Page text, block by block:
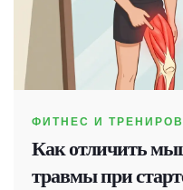
ФИТНЕС И
Как отличить
травмы при